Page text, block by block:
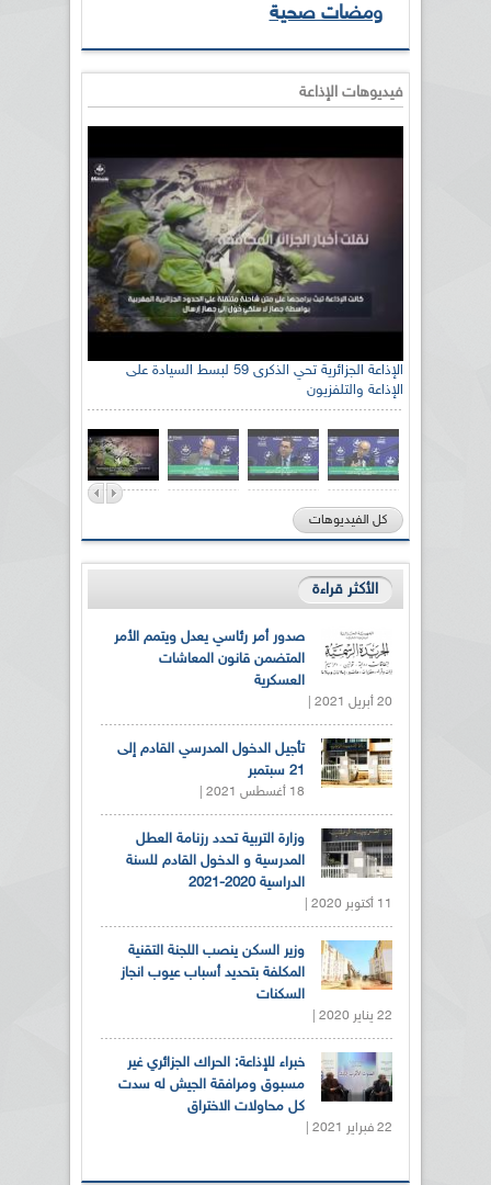
ومضات صحية
فيديوهات الإذاعة
الإذاعة الجزائرية تحي الذكرى 59 لبسط السيادة على
الإذاعة والتلفزيون
كل الفيديوهات
الأكثر قراءة
صدور أمر رئاسي يعدل ويتمم الأمر
المتضمن قانون المعاشات
العسكرية
20 أبريل 2021 |
تأجيل الدخول المدرسي القادم إلى
21 سبتمبر
18 أغسطس 2021 |
وزارة التربية تحدد رزنامة العطل
المدرسية و الدخول القادم للسنة
الدراسية 2020-2021
11 أكتوبر 2020 |
وزير السكن ينصب اللجنة التقنية
المكلفة بتحديد أسباب عيوب انجاز
السكنات
22 يناير 2020 |
خبراء للإذاعة: الحراك الجزائري غير
مسبوق ومرافقة الجيش له سدت
كل محاولات الاختراق
22 فبراير 2021 |